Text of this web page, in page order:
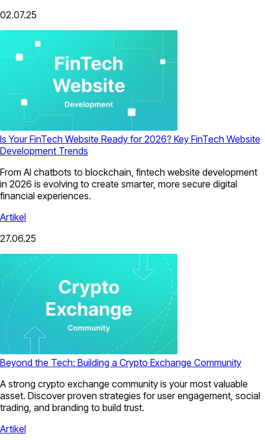
02.07.25
Is Your FinTech Website Ready for 2026? Key FinTech Website
Development Trends
From AI chatbots to blockchain, fintech website development
in 2026 is evolving to create smarter, more secure digital
financial experiences.
Artikel
27.06.25
Beyond the Tech: Building a Crypto Exchange Community
A strong crypto exchange community is your most valuable
asset. Discover proven strategies for user engagement, social
trading, and branding to build trust.
Artikel